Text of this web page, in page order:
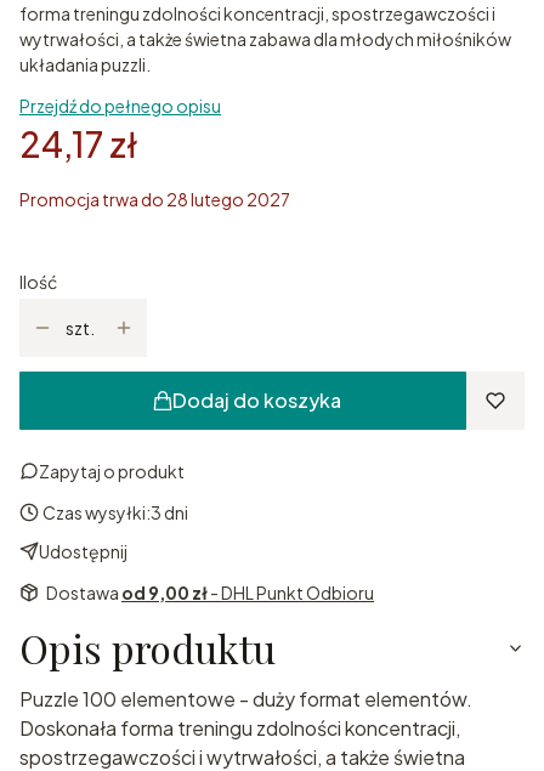
forma treningu zdolności koncentracji, spostrzegawczości i
wytrwałości, a także świetna zabawa dla młodych miłośników
układania puzzli.
Przejdź do pełnego opisu
24,17 zł
Promocja trwa do 28 lutego 2027
Ilość
szt.
Dodaj do koszyka
Zapytaj o produkt
Czas wysyłki:3 dni
Udostępnij
Dostawa od 9,00 zł- DHL Punkt Odbioru
Opis produktu
Puzzle 100 elementowe - duży format elementów.
Doskonała forma treningu zdolności koncentracji,
spostrzegawczości i wytrwałości, a także świetna